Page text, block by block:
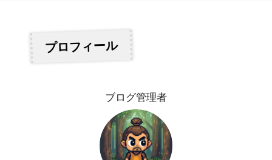
プロフィール
ブログ管理者